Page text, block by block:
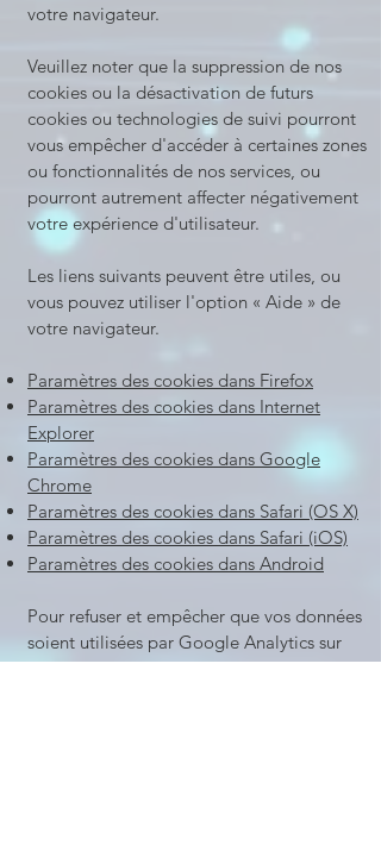
votre navigateur.
Veuillez noter que la suppression de nos
cookies ou la désactivation de futurs
cookies ou technologies de suivi pourront
vous empêcher d'accéder à certaines zones
ou fonctionnalités de nos services, ou
pourront autrement affecter négativement
votre expérience d'utilisateur.
Les liens suivants peuvent être utiles, ou
vous pouvez utiliser l'option « Aide » de
votre navigateur.
Paramètres des cookies dans Firefox
Paramètres des cookies dans Internet
Explorer
Paramètres des cookies dans Google
Chrome
Paramètres des cookies dans Safari (OS X)
Paramètres des cookies dans Safari (iOS)
Paramètres des cookies dans Android
Pour refuser et empêcher que vos données
soient utilisées par Google Analytics sur
tous les sites web, consultez les instructions